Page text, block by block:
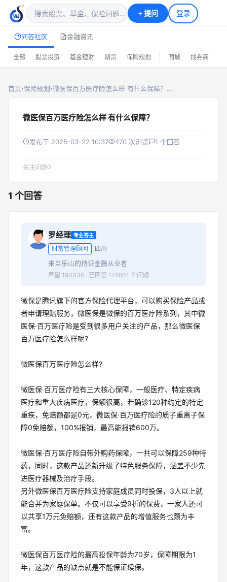
+提问 登录
问答社区 金融资讯
全部 股票投资 基金理财 期货 保险规划 同城 找券商
首页›保险规划›微医保百万医疗险怎么样 有什么保障？…
微医保百万医疗险怎么样 有什么保障？
发布于 2025-03-22 10:37 470 次浏览 1 个回答
关注问题0
1 个回答
罗经理 专业答主
财富管理顾问 四川
来自乐山的持证金融从业者
声望 190036 · 已回答 178801 个问题
微保是腾讯旗下的官方保险代理平台，可以购买保险产品或
者申请理赔服务，微医保是微保的百万医疗险系列，其中微
医保·百万医疗险是受到很多用户关注的产品，那么微医保
百万医疗险怎么样呢?
微医保百万医疗险怎么样?
微医保·百万医疗险有三大核心保障，一般医疗、特定疾病
医疗和重大疾病医疗，保额很高，若确诊120种约定的特定
重疾，免赔额都是0元，微医保·百万医疗险的质子重离子保
障0免赔额，100%报销，最高能报销600万。
微医保·百万医疗险自带外购药保障，一共可以保障259种特
药，同时，这款产品还新升级了特色服务保障，涵盖不少先
进医疗器械及治疗手段。
另外微医保百万医疗险支持家庭成员同时投保，3人以上就
能合并为家庭保单。不仅可以享受9折的保费，一家人还可
以共享1万元免赔额，还有这款产品的增值服务也颇为丰
富。
微医保百万医疗险的最高投保年龄为70岁，保障期限为1
年，这款产品的缺点就是不能保证续保。